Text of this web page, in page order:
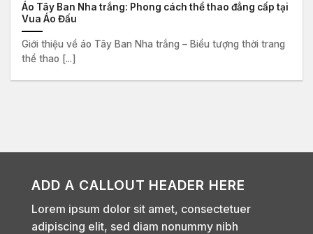
Áo Tây Ban Nha trắng: Phong cách thể thao đẳng cấp tại
Vua Áo Đấu
Giới thiệu về áo Tây Ban Nha trắng – Biểu tượng thời trang
thể thao [...]
ADD A CALLOUT HEADER HERE
Lorem ipsum dolor sit amet, consectetuer
adipiscing elit, sed diam nonummy nibh